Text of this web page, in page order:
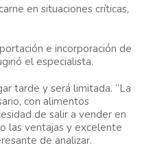
en situaciones críticas,
e incorporación de
el especialista.
tarde y será limitada. “La
con alimentos
de salir a vender en
las ventajas y excelente
de analizar.